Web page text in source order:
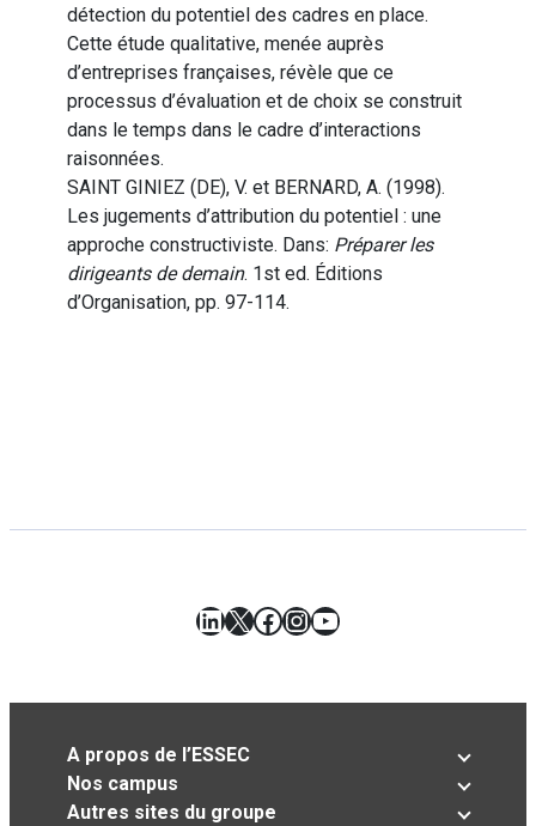
détection du potentiel des cadres en place.
Cette étude qualitative, menée auprès
d’entreprises françaises, révèle que ce
processus d’évaluation et de choix se construit
dans le temps dans le cadre d’interactions
raisonnées.
SAINT GINIEZ (DE), V. et BERNARD, A. (1998).
Les jugements d’attribution du potentiel : une
approche constructiviste. Dans: Préparer les
dirigeants de demain. 1st ed. Éditions
d’Organisation, pp. 97-114.
LinkedIn
X Facebook
Instagram
YouTube
A propos de l’ESSEC
Nos campus
Autres sites du groupe